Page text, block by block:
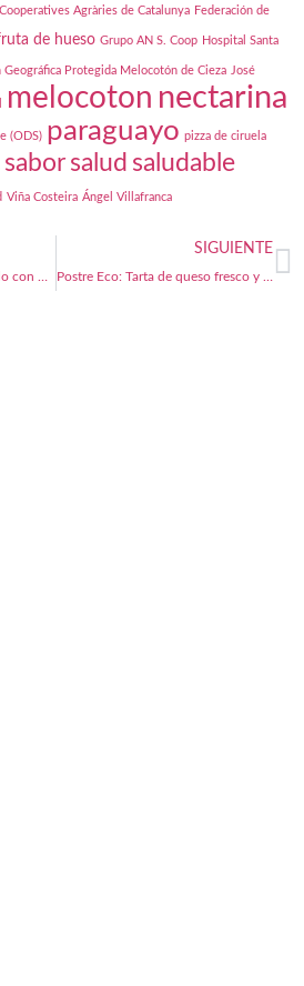
Agràries de Catalunya Federación de
de hueso Grupo AN S. Coop Hospital Santa
Geográfica Protegida Melocotón de Cieza José
melocoton nectarina
(ODS) paraguayo pizza de ciruela
sabor salud saludable
Viña Costeira Ángel Villafranca
SIGUIENTE